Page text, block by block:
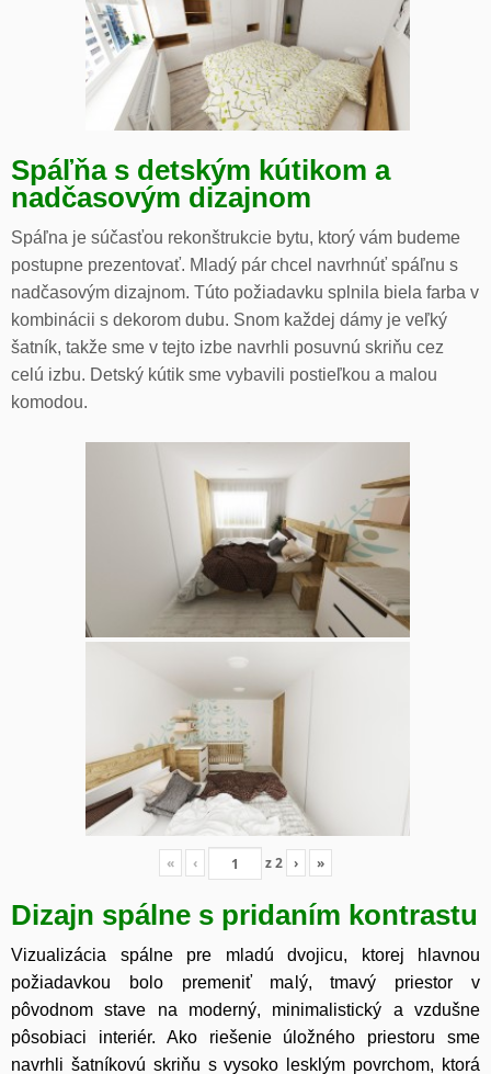
Spáľňa s detským kútikom a
nadčasovým dizajnom
Spáľna je súčasťou rekonštrukcie bytu, ktorý vám budeme
postupne prezentovať. Mladý pár chcel navrhnúť spáľnu s
nadčasovým dizajnom. Túto požiadavku splnila biela farba v
kombinácii s dekorom dubu. Snom každej dámy je veľký
šatník, takže sme v tejto izbe navrhli posuvnú skriňu cez
celú izbu. Detský kútik sme vybavili postieľkou a malou
komodou.
« ‹ z2 › »
Dizajn spálne s pridaním kontrastu
Vizualizácia spálne pre mladú dvojicu, ktorej hlavnou
požiadavkou bolo premeniť malý, tmavý priestor v
pôvodnom stave na moderný, minimalistický a vzdušne
pôsobiaci interiér. Ako riešenie úložného priestoru sme
navrhli šatníkovú skriňu s vysoko lesklým povrchom, ktorá